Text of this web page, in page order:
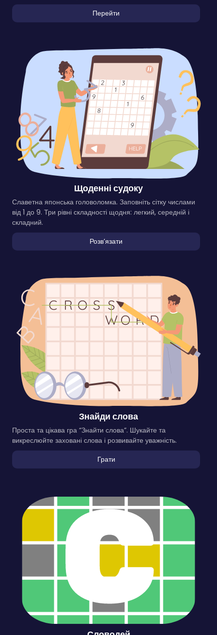
Перейти
Щоденні судоку
Славетна японська головоломка. Заповніть сітку числами
від 1 до 9. Три рівні складності щодня: легкий, середній і
складний.
Розвʼязати
Знайди слова
Проста та цікава гра “Знайти слова”. Шукайте та
викреслюйте заховані слова і розвивайте уважність.
Грати